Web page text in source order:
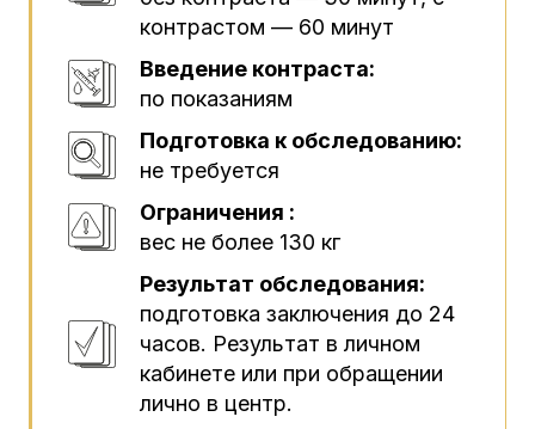
контрастом — 60 минут
Введение контраста:
по показаниям
Подготовка к обследованию:
не требуется
Ограничения :
вес не более 130 кг
Результат обследования:
подготовка заключения до 24
часов. Результат в личном
кабинете или при обращении
лично в центр.